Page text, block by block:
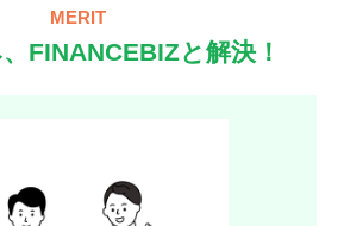
MERIT
FINANCEBIZと解決！